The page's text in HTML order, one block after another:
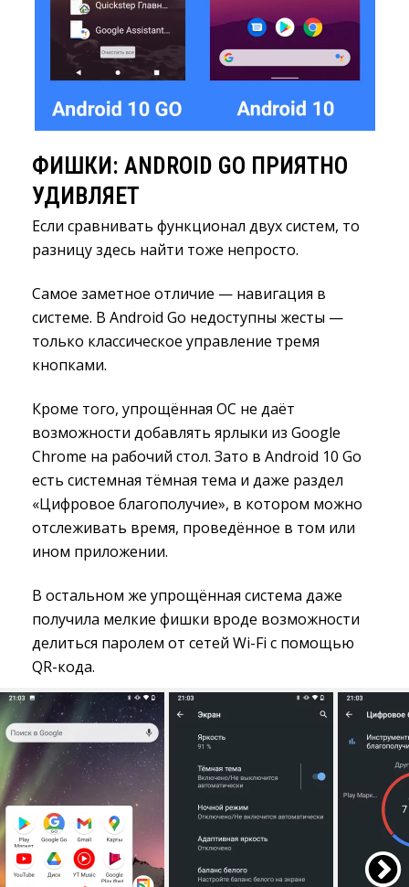
ФИШКИ: ANDROID GO ПРИЯТНО
УДИВЛЯЕТ
Если сравнивать функционал двух систем, то
разницу здесь найти тоже непросто.
Самое заметное отличие — навигация в
системе. В Android Go недоступны жесты —
только классическое управление тремя
кнопками.
Кроме того, упрощённая ОС не даёт
возможности добавлять ярлыки из Google
Chrome на рабочий стол. Зато в Android 10 Go
есть системная тёмная тема и даже раздел
«Цифровое благополучие», в котором можно
отслеживать время, проведённое в том или
ином приложении.
В остальном же упрощённая система даже
получила мелкие фишки вроде возможности
делиться паролем от сетей Wi-Fi с помощью
QR-кода.